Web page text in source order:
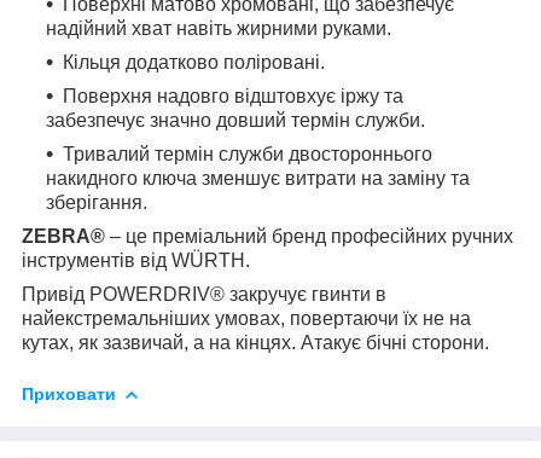
надійний хват навіть жирними руками.
Кільця додатково поліровані.
Поверхня надовго відштовхує іржу та
забезпечує значно довший термін служби.
Тривалий термін служби двостороннього
накидного ключа зменшує витрати на заміну та
зберігання.
ZEBRA® – це преміальний бренд професійних ручних
інструментів від WÜRTH.
Привід POWERDRIV® закручує гвинти в
найекстремальніших умовах, повертаючи їх не на
кутах, як зазвичай, а на кінцях. Атакує бічні сторони.
Приховати